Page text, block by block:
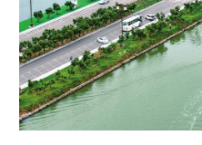
访谈 视频
法律 中央文件
食品
学术中国 乡村振兴